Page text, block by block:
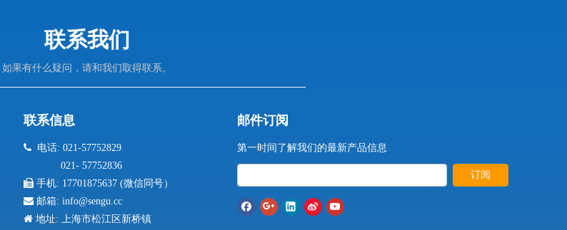
联系我们
如果有什么疑问，请和我们取得联系。
联系信息
 电话: 021-57752829
021- 57752836
 手机: 17701875637 (微信同号）
 邮箱: info@sengu.cc
 地址: 上海市松江区新桥镇
邮件订阅
第一时间了解我们的最新产品信息
订阅